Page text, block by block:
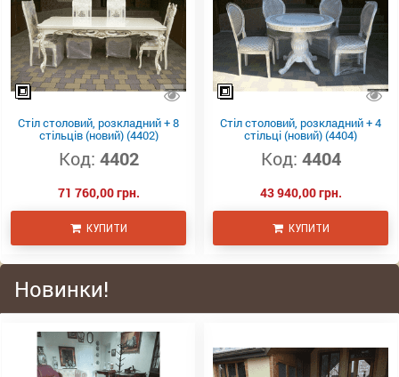
Стіл столовий, розкладний + 8
стільців (новий) (4402)
Код: 4402
71 760,00 грн.
КУПИТИ
Стіл столовий, розкладний + 4
стільці (новий) (4404)
Код: 4404
43 940,00 грн.
КУПИТИ
Новинки!